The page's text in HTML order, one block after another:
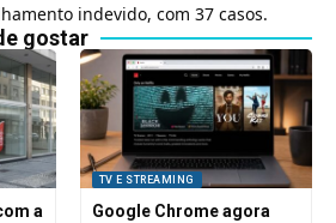
indevido, com 37 casos.
gostar
a
TV E STREAMING
Google Chrome agora